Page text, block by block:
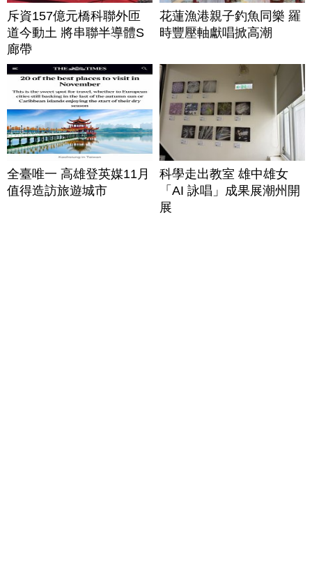
斥資157億元橋科聯外匝
道今動土 將串聯半導體S
廊帶
花蓮漁港親子釣魚同樂 羅
時豐壓軸獻唱掀高潮
全臺唯一 高雄登英媒11月
值得造訪旅遊城市
科學走出教室 雄中雄女
「AI 詠唱」成果展潮州開
展